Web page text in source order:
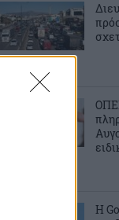
60 λεπτά πριν
Η